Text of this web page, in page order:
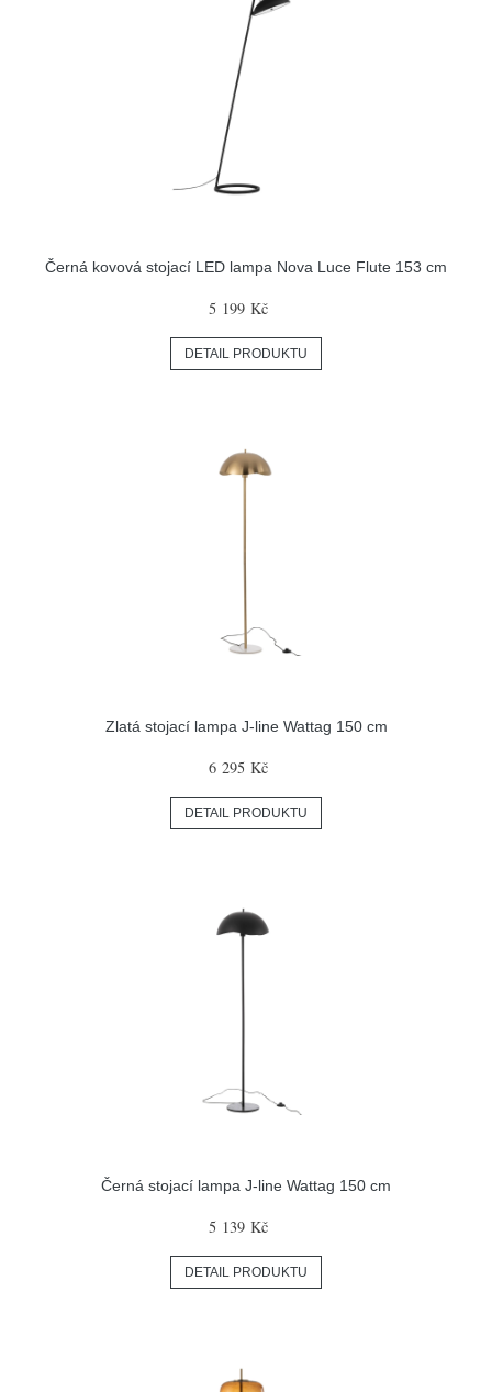
Černá kovová stojací LED lampa Nova Luce Flute 153 cm
5 199 Kč
DETAIL PRODUKTU
Zlatá stojací lampa J-line Wattag 150 cm
6 295 Kč
DETAIL PRODUKTU
Černá stojací lampa J-line Wattag 150 cm
5 139 Kč
DETAIL PRODUKTU